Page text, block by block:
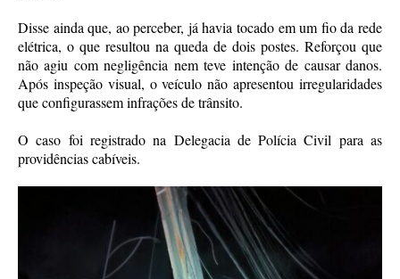
Disse ainda que, ao perceber, já havia tocado em um fio da rede
elétrica, o que resultou na queda de dois postes. Reforçou que
não agiu com negligência nem teve intenção de causar danos.
Após inspeção visual, o veículo não apresentou irregularidades
que configurassem infrações de trânsito.
O caso foi registrado na Delegacia de Polícia Civil para as
providências cabíveis.